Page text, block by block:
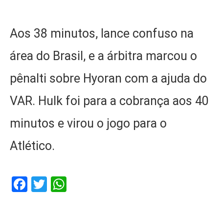
Aos 38 minutos, lance confuso na
área do Brasil, e a árbitra marcou o
pênalti sobre Hyoran com a ajuda do
VAR. Hulk foi para a cobrança aos 40
minutos e virou o jogo para o
Atlético.
Facebook
Twitter